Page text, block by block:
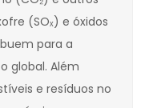
(SOₓ) e óxidos
para a
global. Além
e resíduos no